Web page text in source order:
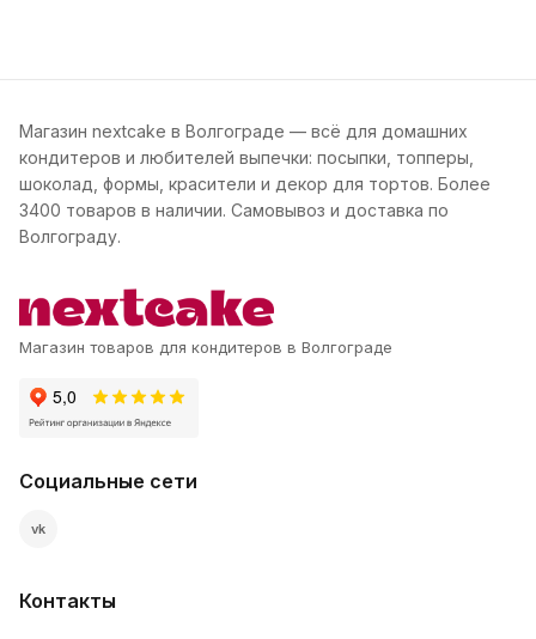
Магазин nextcake в Волгограде — всё для домашних
кондитеров и любителей выпечки: посыпки, топперы,
шоколад, формы, красители и декор для тортов. Более
3400 товаров в наличии. Самовывоз и доставка по
Волгограду.
Магазин товаров для кондитеров в Волгограде
Социальные сети
vk
Контакты